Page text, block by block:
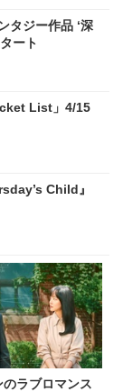
タジー作品 ‘深
ート
List」4/15
Child』
ラブロマンス